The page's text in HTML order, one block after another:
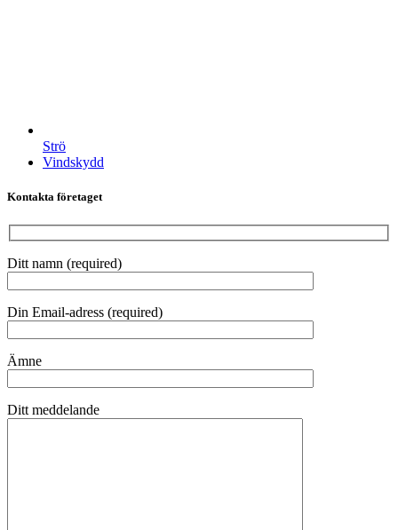
Strö
Vindskydd
Kontakta företaget
Ditt namn (required)
Din Email-adress (required)
Ämne
Ditt meddelande